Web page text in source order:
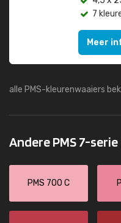
7
Meer
alle PMS-kleurenwaaiers
Andere PMS 7-serie
PMS 700 C